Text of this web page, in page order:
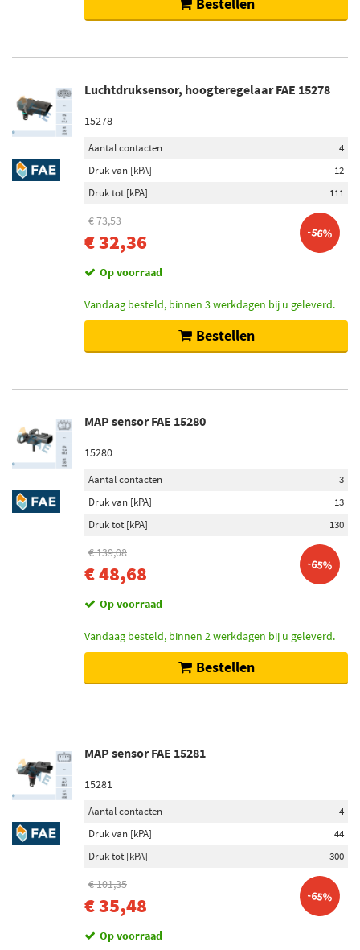
Luchtdruksensor, hoogteregelaar FAE 15278
15278
Aantal contacten
4
Druk van [kPA]
12
Druk tot [kPA]
111
€ 73,53
€ 32,36 -56%
Op voorraad
Vandaag besteld, binnen 3 werkdagen bij u geleverd.
Bestellen
MAP sensor FAE 15280
15280
Aantal contacten
3
Druk van [kPA]
13
Druk tot [kPA]
130
€ 139,08
€ 48,68 -65%
Op voorraad
Vandaag besteld, binnen 2 werkdagen bij u geleverd.
Bestellen
MAP sensor FAE 15281
15281
Aantal contacten
4
Druk van [kPA]
44
Druk tot [kPA]
300
€ 101,35
€ 35,48 -65%
Op voorraad